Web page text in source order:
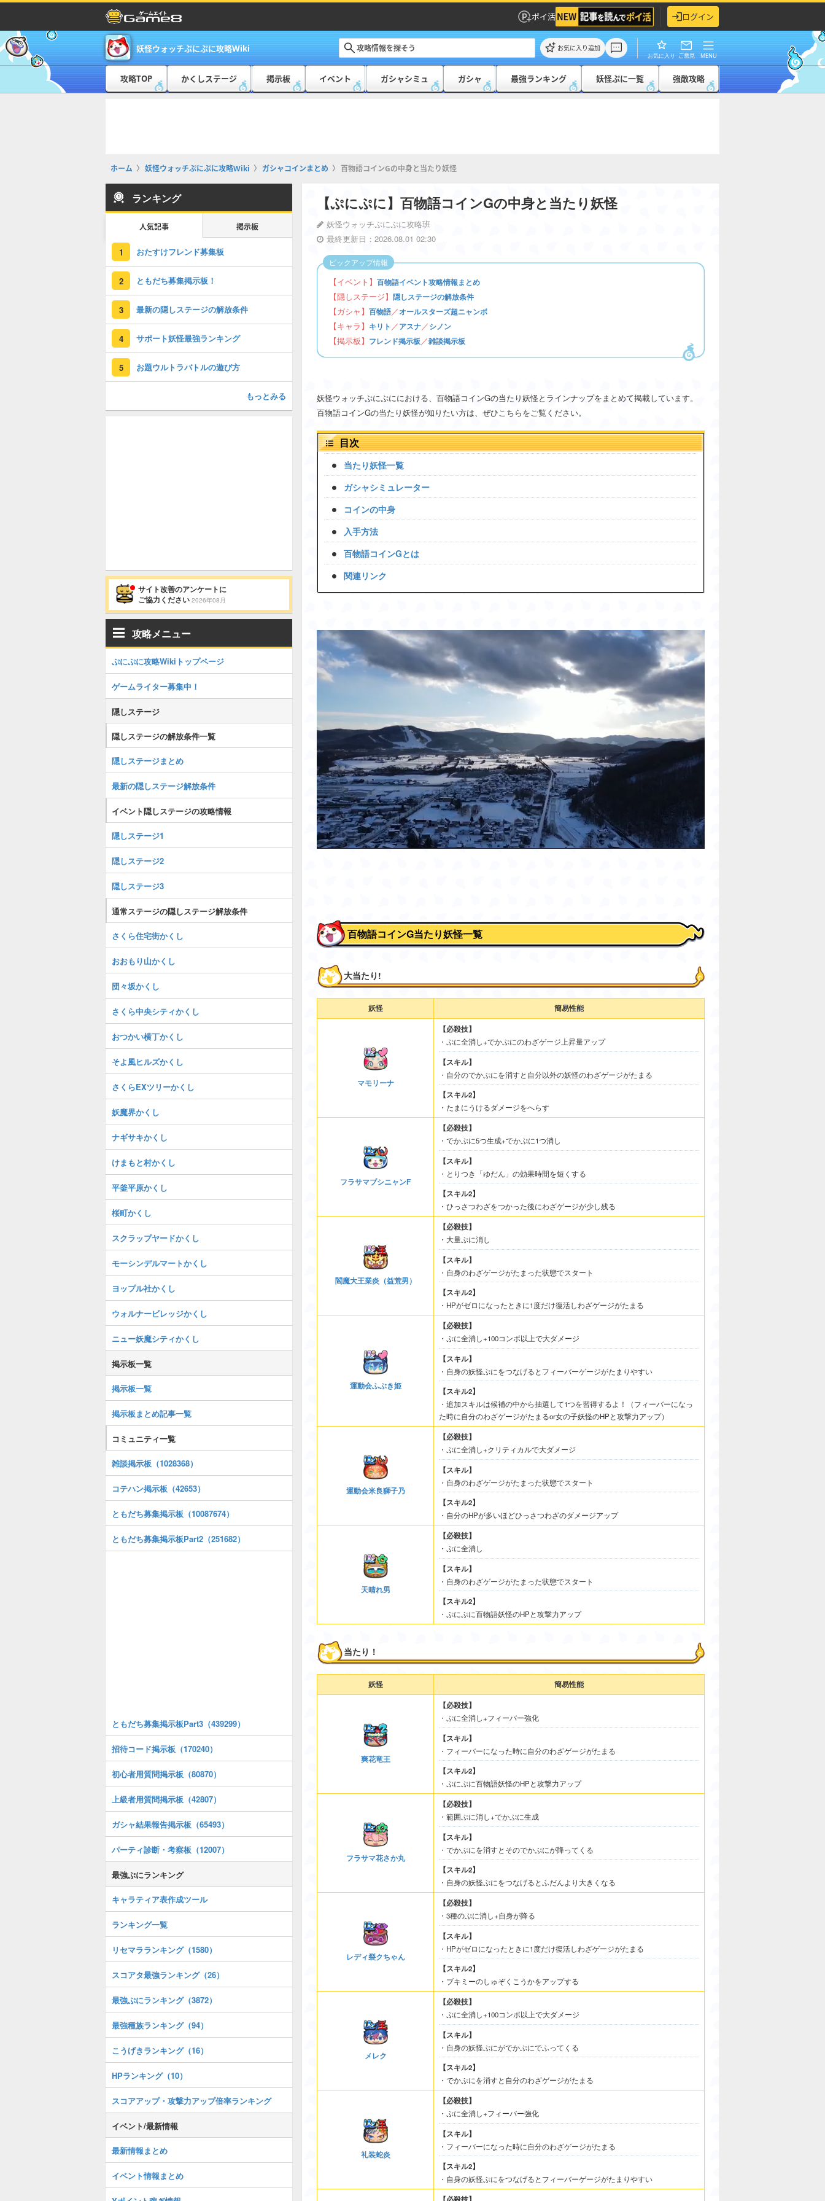
ポイ活 ログイン
妖怪ウォッチぷにぷに攻略Wiki お気に入り追加
お気に入り ご意見 MENU
攻略TOP かくしステージ 掲示板 イベント ガシャシミュ ガシャ 最強ランキング 妖怪ぷに一覧 強敵攻略
ホーム 妖怪ウォッチぷにぷに攻略Wiki ガシャコインまとめ 百物語コインGの中身と当たり妖怪
【ぷにぷに】百物語コインGの中身と当たり妖怪
妖怪ウォッチぷにぷに攻略班
最終更新日：2026.08.01 02:30
【イベント】 百物語イベント攻略情報まとめ
【隠しステージ】 隠しステージの解放条件
【ガシャ】 百物語／オールスターズ超ニャンボ
【キャラ】 キリト ／アスナ／シノン
【掲示板】 フレンド掲示板／雑談掲示板
ピックアップ情報
妖怪ウォッチぷにぷににおける、百物語コインGの当たり妖怪とラインナップをまとめて掲載しています。
百物語コインGの当たり妖怪が知りたい方は、ぜひこちらをご覧ください。
目次
当たり妖怪一覧
ガシャシミュレーター
コインの中身
入手方法
百物語コインGとは
関連リンク
百物語コインG当たり妖怪一覧
大当たり!
妖怪 簡易性能
マモリーナ
【必殺技】
・ぷに全消し+でかぷにのわざゲージ上昇量アップ
【スキル】
・自分のでかぷにを消すと自分以外の妖怪のわざゲージがたまる
【スキル2】
・たまにうけるダメージをへらす
フラサマブシニャンF
【必殺技】
・でかぷに5つ生成+でかぷに1つ消し
【スキル】
・とりつき「ゆだん」の効果時間を短くする
【スキル2】
・ひっさつわざをつかった後にわざゲージが少し残る
閻魔大王業炎（益荒男）
【必殺技】
・大量ぷに消し
【スキル】
・自身のわざゲージがたまった状態でスタート
【スキル2】
・HPがゼロになったときに1度だけ復活しわざゲージがたまる
運動会ふぶき姫
【必殺技】
・ぷに全消し+100コンボ以上で大ダメージ
【スキル】
・自身の妖怪ぷにをつなげるとフィーバーゲージがたまりやすい
【スキル2】
・追加スキルは候補の中から抽選して1つを習得するよ！（フィーバーになっ
た時に自分のわざゲージがたまるor女の子妖怪のHPと攻撃力アップ）
運動会米良獅子乃
【必殺技】
・ぷに全消し+クリティカルで大ダメージ
【スキル】
・自身のわざゲージがたまった状態でスタート
【スキル2】
・自分のHPが多いほどひっさつわざのダメージアップ
天晴れ男
【必殺技】
・ぷに全消し
【スキル】
・自身のわざゲージがたまった状態でスタート
【スキル2】
・ぷにぷに百物語妖怪のHPと攻撃力アップ
当たり！
妖怪 簡易性能
爽花竜王
【必殺技】
・ぷに全消し+フィーバー強化
【スキル】
・フィーバーになった時に自分のわざゲージがたまる
【スキル2】
・ぷにぷに百物語妖怪のHPと攻撃力アップ
フラサマ花さか丸
【必殺技】
・範囲ぷに消し+でかぷに生成
【スキル】
・でかぷにを消すとそのでかぷにが降ってくる
【スキル2】
・自身の妖怪ぷにをつなげるとふだんより大きくなる
レディ裂クちゃん
【必殺技】
・3種のぷに消し+自身が降る
【スキル】
・HPがゼロになったときに1度だけ復活しわざゲージがたまる
【スキル2】
・ブキミーのしゅぞくこうかをアップする
メレク
【必殺技】
・ぷに全消し+100コンボ以上で大ダメージ
【スキル】
・自身の妖怪ぷにがでかぷにでふってくる
【スキル2】
・でかぷにを消すと自分のわざゲージがたまる
礼装蛇炎
【必殺技】
・ぷに全消し+フィーバー強化
【スキル】
・フィーバーになった時に自分のわざゲージがたまる
【スキル2】
・自身の妖怪ぷにをつなげるとフィーバーゲージがたまりやすい
ランキング
人気記事 掲示板
1 おたすけフレンド募集板
2 ともだち募集掲示板！
3 最新の隠しステージの解放条件
4 サポート妖怪最強ランキング
5 お題ウルトラバトルの遊び方
もっとみる
サイト改善のアンケートに
ご協力ください 2026年08月
攻略メニュー
ぷにぷに攻略Wikiトップページ
ゲームライター募集中！
隠しステージ
隠しステージの解放条件一覧
隠しステージまとめ
最新の隠しステージ解放条件
イベント隠しステージの攻略情報
隠しステージ1
隠しステージ2
隠しステージ3
通常ステージの隠しステージ解放条件
さくら住宅街かくし
おおもり山かくし
団々坂かくし
さくら中央シティかくし
おつかい横丁かくし
そよ風ヒルズかくし
さくらEXツリーかくし
妖魔界かくし
ナギサキかくし
けまもと村かくし
平釜平原かくし
桜町かくし
スクラップヤードかくし
モーシンデルマートかくし
ヨップル社かくし
ウォルナービレッジかくし
ニュー妖魔シティかくし
掲示板一覧
掲示板一覧
掲示板まとめ記事一覧
コミュニティ一覧
雑談掲示板（1028368）
コテハン掲示板（42653）
ともだち募集掲示板（10087674）
ともだち募集掲示板Part2（251682）
ともだち募集掲示板Part3（439299）
招待コード掲示板（170240）
初心者用質問掲示板（80870）
上級者用質問掲示板（42807）
ガシャ結果報告掲示板（65493）
パーティ診断・考察板（12007）
最強ぷにランキング
キャラティア表作成ツール
ランキング一覧
リセマラランキング（1580）
スコアタ最強ランキング（26）
最強ぷにランキング（3872）
最強種族ランキング（94）
こうげきランキング（16）
HPランキング（10）
スコアアップ・攻撃力アップ倍率ランキング
イベント/最新情報
最新情報まとめ
イベント情報まとめ